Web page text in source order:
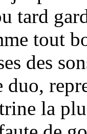
tard
tout
des
duo,
la